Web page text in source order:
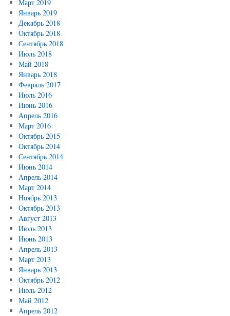
Март 2019
Январь 2019
Декабрь 2018
Октябрь 2018
Сентябрь 2018
Июль 2018
Май 2018
Январь 2018
Февраль 2017
Июль 2016
Июнь 2016
Апрель 2016
Март 2016
Октябрь 2015
Октябрь 2014
Сентябрь 2014
Июнь 2014
Апрель 2014
Март 2014
Ноябрь 2013
Октябрь 2013
Август 2013
Июль 2013
Июнь 2013
Апрель 2013
Март 2013
Январь 2013
Октябрь 2012
Июль 2012
Май 2012
Апрель 2012